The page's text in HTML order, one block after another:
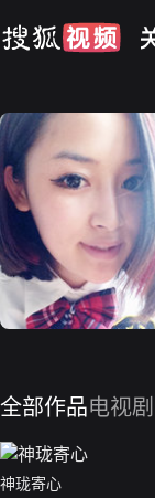
全部作品电视剧
神珑寄心